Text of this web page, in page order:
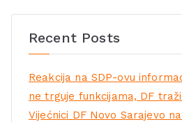
Recent Posts
Reakcija na SDP-ovu
ne trguje funkcijama, DF
Vijećnici DF Novo Sarajevo